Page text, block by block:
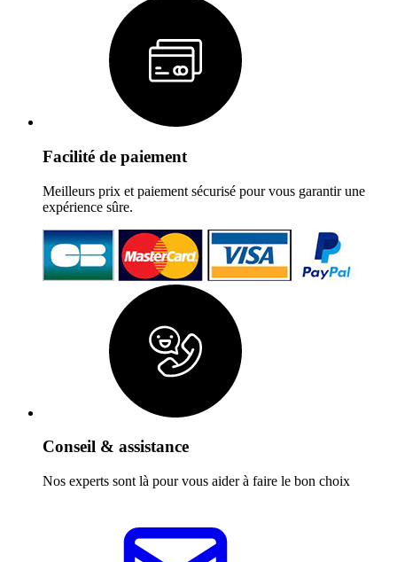
Facilité de paiement
Meilleurs prix et paiement sécurisé pour vous garantir une
expérience sûre.
Conseil & assistance
Nos experts sont là pour vous aider à faire le bon choix